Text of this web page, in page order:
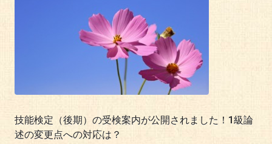
技能検定（後期）の受検案内が公開されました！1級論
述の変更点への対応は？